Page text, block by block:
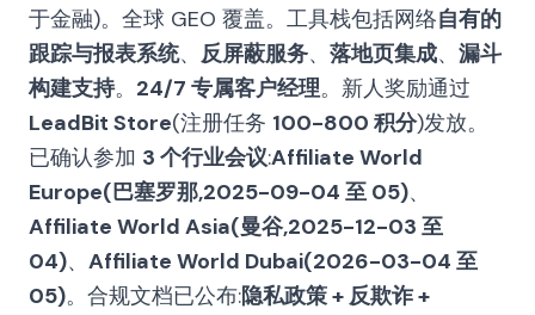
于金融)。全球 GEO 覆盖。工具栈包括网络自有的
跟踪与报表系统、 反屏蔽服务、 落地页集成、 漏斗
构建支持。 24/7 专属客户经理。新人奖励通过
LeadBit Store(注册任务 100-800 积分)发放。
已确认参加 3 个行业会议:Affiliate World
Europe(巴塞罗那,2025-09-04 至 05)、
Affiliate World Asia(曼谷,2025-12-03 至
04)、 Affiliate World Dubai(2026-03-04 至
05)。合规文档已公布:隐私政策 + 反欺诈 +